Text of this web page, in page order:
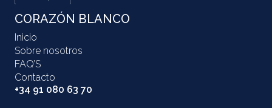
CORAZÓN BLANCO
Inicio
Sobre nosotros
FAQ’S
Contacto
+34 91 080 63 70